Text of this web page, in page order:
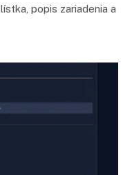
popis zariadenia a